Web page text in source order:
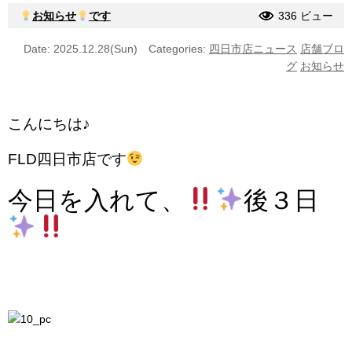
お知らせ です 336 ビュー
Date: 2025.12.28(Sun) Categories: 四日市店ニュース 店舗ブロ
グ お知らせ
こんにちは♪
FLD四日市店です
今日を入れて、 後３日